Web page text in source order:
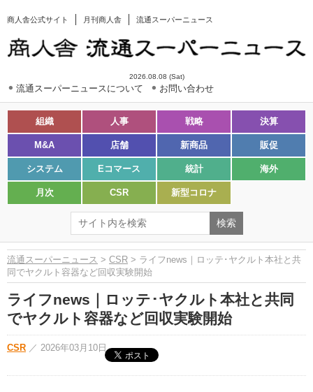
商人舎公式サイト 月刊商人舎 流通スーパーニュース
2026.08.08 (Sat)
流通スーパーニュースについて お問い合わせ
組織 人事 戦略 決算
M&A 店舗 新商品 販促
システム Eコマース 統計 海外
月次 CSR 新型コロナ
流通スーパーニュース > CSR > ライフnews｜ロッテ･ヤクルト本社と共
同でヤクルト容器など回収実験開始
ライフnews｜ロッテ･ヤクルト本社と共同
でヤクルト容器など回収実験開始
CSR ／ 2026年03月10日